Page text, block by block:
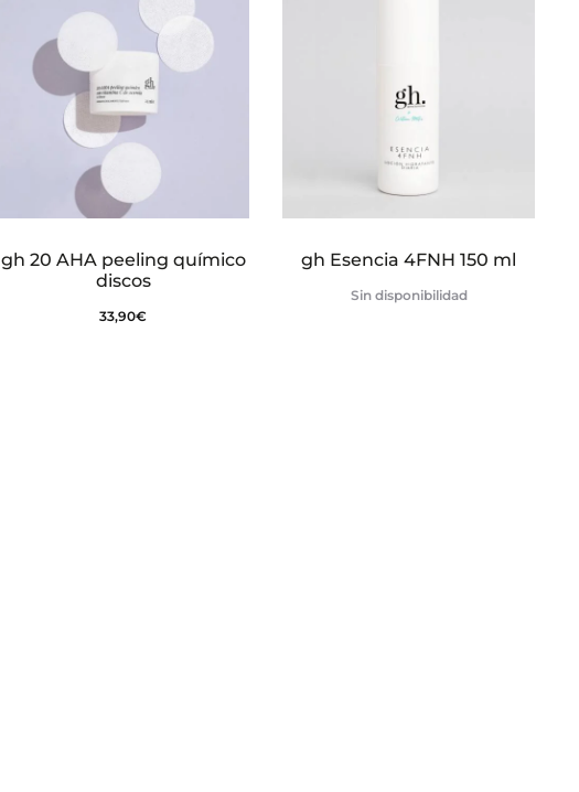
gh 20 AHA peeling químico
discos
33,90€
gh Esencia 4FNH 150 ml
Sin disponibilidad